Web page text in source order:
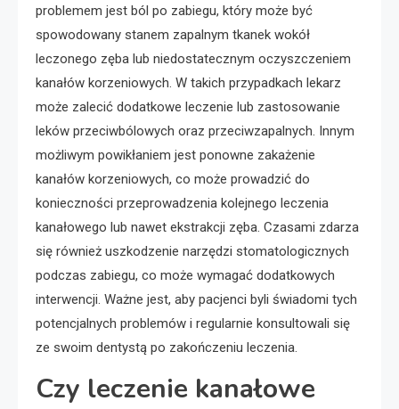
problemem jest ból po zabiegu, który może być
spowodowany stanem zapalnym tkanek wokół
leczonego zęba lub niedostatecznym oczyszczeniem
kanałów korzeniowych. W takich przypadkach lekarz
może zalecić dodatkowe leczenie lub zastosowanie
leków przeciwbólowych oraz przeciwzapalnych. Innym
możliwym powikłaniem jest ponowne zakażenie
kanałów korzeniowych, co może prowadzić do
konieczności przeprowadzenia kolejnego leczenia
kanałowego lub nawet ekstrakcji zęba. Czasami zdarza
się również uszkodzenie narzędzi stomatologicznych
podczas zabiegu, co może wymagać dodatkowych
interwencji. Ważne jest, aby pacjenci byli świadomi tych
potencjalnych problemów i regularnie konsultowali się
ze swoim dentystą po zakończeniu leczenia.
Czy leczenie kanałowe